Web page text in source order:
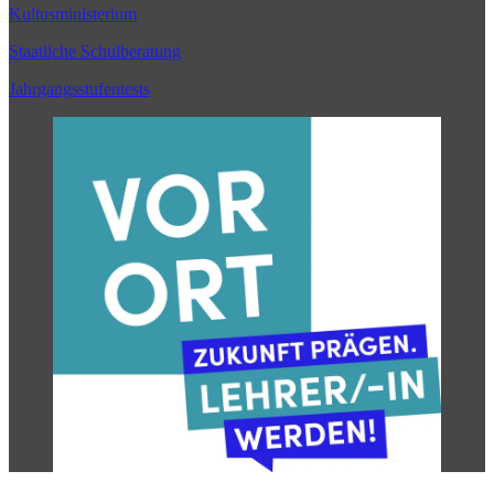
Kultusministerium
Staatliche Schulberatung
Jahrgangsstufentests